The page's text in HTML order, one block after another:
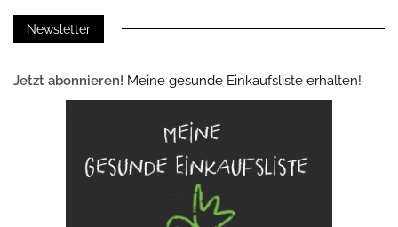
Newsletter
Jetzt abonnieren! Meine gesunde Einkaufsliste erhalten!